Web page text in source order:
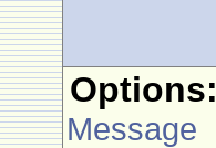
Options:
Message